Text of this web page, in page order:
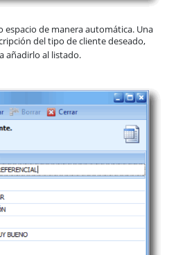
espacio de manera automática. Una
del tipo de cliente deseado,
añadirlo al listado.